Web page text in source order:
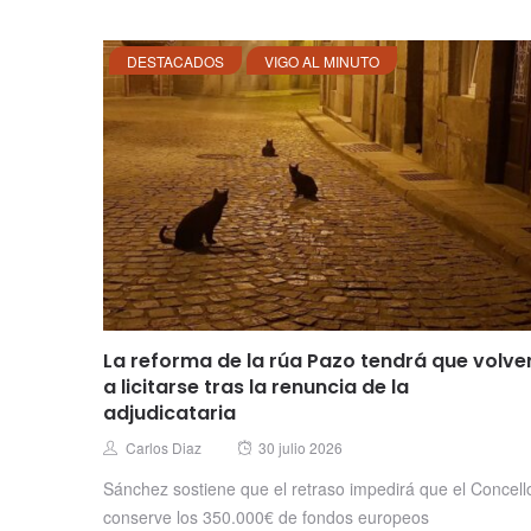
DESTACADOS VIGO AL MINUTO
La reforma de la rúa Pazo tendrá que
a licitarse tras la renuncia de la
adjudicataria
Author
Carlos Diaz
Posted
30 julio 2026
Sánchez sostiene que el retraso impedirá que el
conserve los 350.000€ de fondos europeos